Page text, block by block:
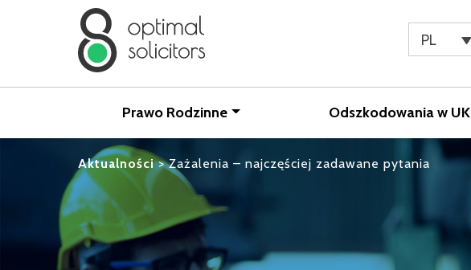
PL
Prawo Rodzinne Odszkodowania w UK
Aktualności>Zażalenia – najczęściej zadawane pytania